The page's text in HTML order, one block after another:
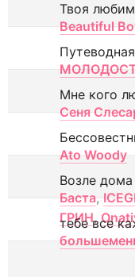
Твоя
Beautiful
Путеводная
Мне кого
Сеня
Ato Woody
Возле дома
Баста,
ГРИН,
тебе все